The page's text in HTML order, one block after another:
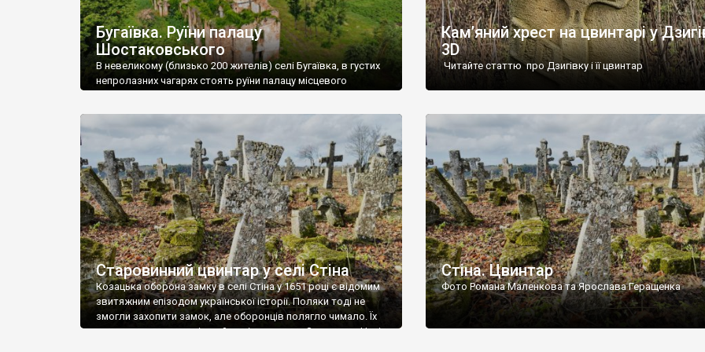
Бугаївка. Руїни палацу
Шостаковського
В невеликому (близько 200 жителів) селі Бугаївка, в густих
непролазних чагарях стоять руїни палацу місцевого
потім клуб, ще пізніше – гуртожиток. У 60-х роках минулого
століття тут розмістили туберкульозну лікарню. Коли із
палацу виїхала лікарня – ми точно не […]
Кам’яний хрест на цвинтарі у
3D
Читайте статтю про Дзигівку і її цвинтар
Старовинний цвинтар у селі Стіна
Козацька оборона замку в селі Стіна у 1651 році є відомим
звитяжним епізодом української історії. Поляки тоді не
змогли захопити замок, але оборонців полягло чимало. Їх
поховали на цвинтарі, який тоді називався Замковим. Нині
Стіна. Цвинтар
Фото Романа Маленкова та Ярослава Геращенка